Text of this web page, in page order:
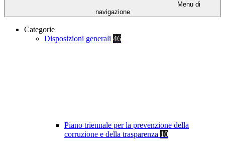
Menu di
navigazione
Categorie
Disposizioni generali 46
Piano triennale per la prevenzione della
corruzione e della trasparenza 10